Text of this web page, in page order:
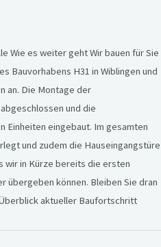
Wie es weiter geht Wir bauen für Sie
Bauvorhabens H31 in Wiblingen und
an. Die Montage der
und die
Einheiten eingebaut. Im gesamten
und zudem die Hauseingangstüre
wir in Kürze bereits die ersten
übergeben können. Bleiben Sie dran
aktueller Baufortschritt